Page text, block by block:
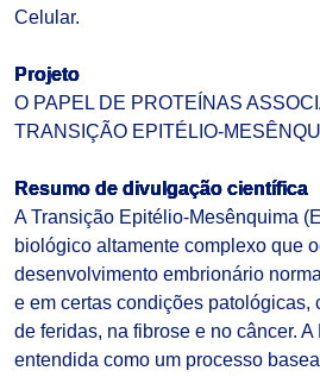
Celular.
Projeto
O PAPEL DE PROTEÍNAS
TRANSIÇÃO EPITÉLIO-
Resumo de divulgação científica
A Transição Epitélio-Mesênquima
biológico altamente complexo que
desenvolvimento embrionário
e em certas condições patológicas,
de feridas, na fibrose e no câncer.
entendida como um processo